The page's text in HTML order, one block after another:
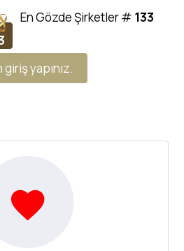
En Gözde Şirketler# 133
yapınız.